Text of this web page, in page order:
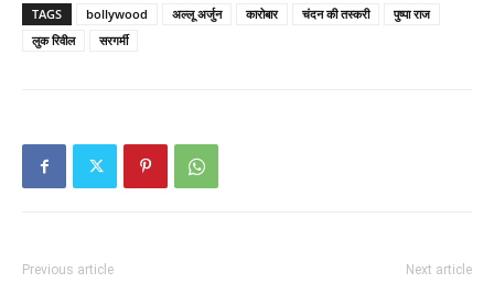
TAGS bollywood अल्लू अर्जुन कारोबार चंदन की तस्करी
पुष्पा राज
लुक रिवील
सरगर्मी
Previous article Next article